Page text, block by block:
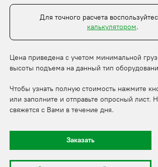
Для точного расчета
калькулятором.
Цена приведена с учетом минимальной
высоты подъема на данный тип
Чтобы узнать полную стоимость нажмите
или заполните и отправьте опросный лист.
свяжется с Вами в течение дня.
Заказать